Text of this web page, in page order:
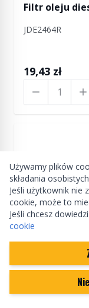
Używamy plików
składania
Jeśli użytkownik nie
cookie, może to
Jeśli chcesz
cookie
Filtr oleju
JDE2464R
19,43 zł